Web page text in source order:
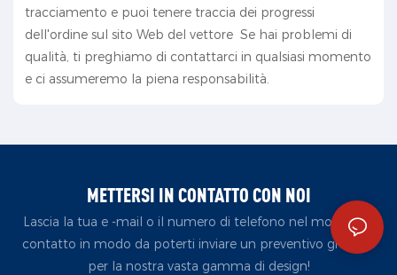
tracciamento e puoi tenere traccia dei progressi
dell'ordine sul sito Web del vettore Se hai problemi di
qualità, ti preghiamo di contattarci in qualsiasi momento
e ci assumeremo la piena responsabilità.
METTERSI IN CONTATTO CON NOI
Lascia la tua e -mail o il numero di telefono nel modulo di
contatto in modo da poterti inviare un preventivo gratuito
per la nostra vasta gamma di design!